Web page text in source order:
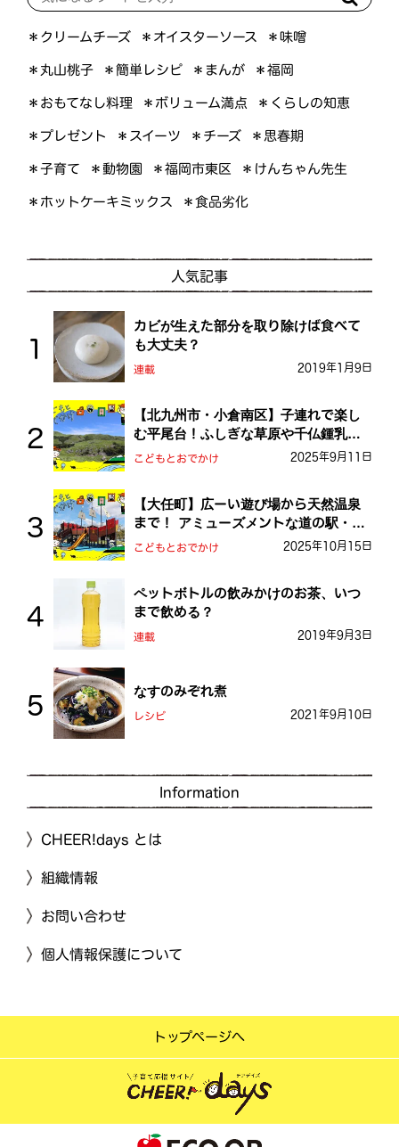
＊クリームチーズ ＊オイスターソース ＊味噌
＊丸山桃子 ＊簡単レシピ ＊まんが ＊福岡
＊おもてなし料理 ＊ボリューム満点 ＊くらしの知恵
＊プレゼント ＊スイーツ ＊チーズ ＊思春期
＊子育て ＊動物園 ＊福岡市東区 ＊けんちゃん先生
＊ホットケーキミックス ＊食品劣化
人気記事
カビが生えた部分を取り除けば食べて
も大丈夫？
連載 2019年1月9日
【北九州市・小倉南区】子連れで楽し
む平尾台！ふしぎな草原や千仏鍾乳洞
を探検しよう！
こどもとおでかけ 2025年9月11日
【大任町】広ーい遊び場から天然温泉
まで！ アミューズメントな道の駅・お
おとう桜街道
こどもとおでかけ 2025年10月15日
ペットボトルの飲みかけのお茶、いつ
まで飲める？
連載 2019年9月3日
なすのみぞれ煮
レシピ 2021年9月10日
Information
CHEER!days とは
組織情報
お問い合わせ
個人情報保護について
トップページへ